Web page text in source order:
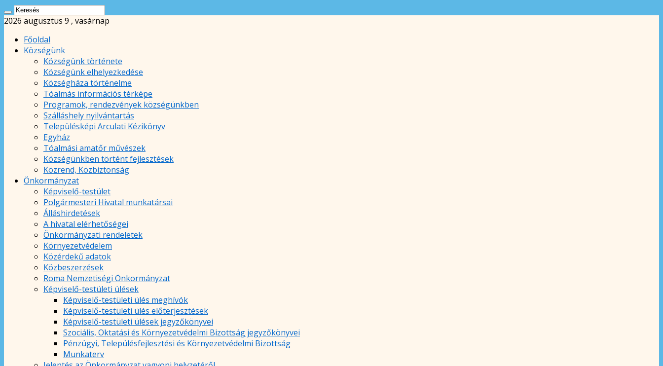
2026 augusztus 9 , vasárnap
Főoldal
Községünk
Községünk története
Községünk elhelyezkedése
Községháza történelme
Tóalmás információs térképe
Programok, rendezvények községünkben
Szálláshely nyilvántartás
Településképi Arculati Kézikönyv
Egyház
Tóalmási amatőr művészek
Községünkben történt fejlesztések
Közrend, Közbiztonság
Önkormányzat
Képviselő-testület
Polgármesteri Hivatal munkatársai
Álláshirdetések
A hivatal elérhetőségei
Önkormányzati rendeletek
Környezetvédelem
Közérdekű adatok
Közbeszerzések
Roma Nemzetiségi Önkormányzat
Képviselő-testületi ülések
Képviselő-testületi ülés meghívók
Képviselő-testületi ülés előterjesztések
Képviselő-testületi ülések jegyzőkönyvei
Szociális, Oktatási és Környezetvédelmi Bizottság jegyzőkönyvei
Pénzügyi, Településfejlesztési és Környezetvédelmi Bizottság
Munkaterv